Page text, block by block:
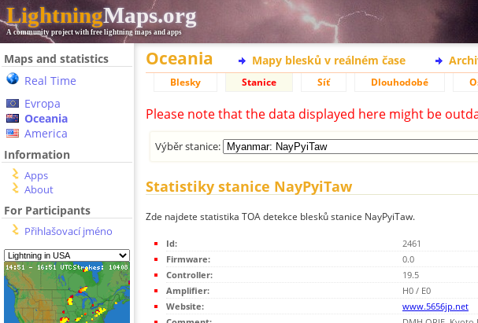
LightningMaps.org
A community project with free lightning maps and apps
Maps and statistics
Real Time
Evropa
Oceania
America
Information
Apps
About
For Participants
Přihlašovací jméno
Oceania Mapy blesků v reálném čase
Blesky Stanice Síť Dlouhodobé
Please note that the data displayed here might be
Výběr stanice:
Statistiky stanice NayPyiTaw
Zde najdete statistika TOA detekce blesků stanice NayPyiTaw.
Id:
2461
Firmware:
0.0
Controller:
19.5
Amplifier:
H0 / E0
Website:
www.5656jp.net